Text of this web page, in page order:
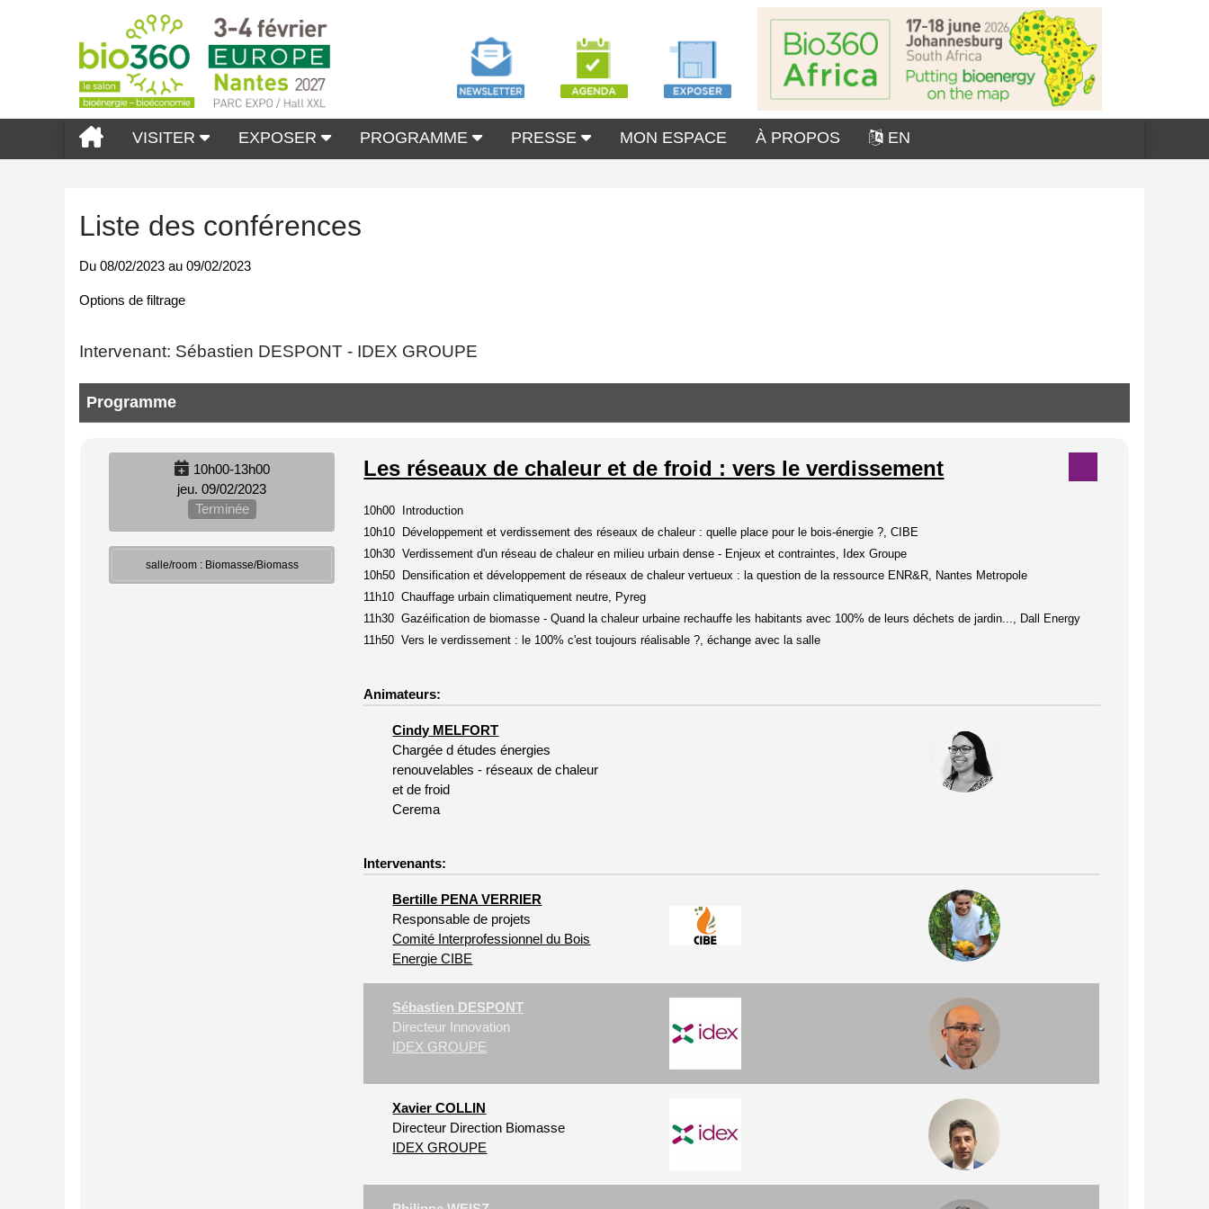
VISITER EXPOSER PROGRAMME PRESSE MON ESPACE À PROPOS EN
Liste des conférences
Du 08/02/2023 au 09/02/2023
Options de filtrage
Intervenant: Sébastien DESPONT - IDEX GROUPE
Programme
10h00-13h00
jeu. 09/02/2023
Terminée
salle/room : Biomasse/Biomass
Les réseaux de chaleur et de froid : vers le verdissement
10h00 Introduction
10h10 Développement et verdissement des réseaux de chaleur : quelle place pour le bois-énergie ?, CIBE
10h30 Verdissement d'un réseau de chaleur en milieu urbain dense - Enjeux et contraintes, Idex Groupe
10h50 Densification et développement de réseaux de chaleur vertueux : la question de la ressource ENR&R, Nantes Metropole
11h10 Chauffage urbain climatiquement neutre, Pyreg
11h30 Gazéification de biomasse - Quand la chaleur urbaine rechauffe les habitants avec 100% de leurs déchets de jardin..., Dall Energy
11h50 Vers le verdissement : le 100% c'est toujours réalisable ?, échange avec la salle
Animateurs:
Cindy MELFORT
Chargée d études énergies
renouvelables - réseaux de chaleur
et de froid
Cerema
Intervenants:
Bertille PENA VERRIER
Responsable de projets
Comité Interprofessionnel du Bois
Energie CIBE
Sébastien DESPONT
Directeur Innovation
IDEX GROUPE
Xavier COLLIN
Directeur Direction Biomasse
IDEX GROUPE